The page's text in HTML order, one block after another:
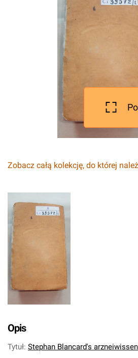
Zobacz całą kolekcję, do której
Opis
Tytuł: Stephan Blancard's